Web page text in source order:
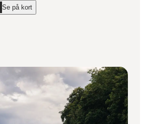
Dyrehave i Aarhus"
Se på kort
Marselisborg Dyrehave i Aarhus on_map